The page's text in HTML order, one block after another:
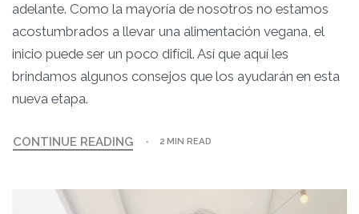
adelante. Como la mayoría de nosotros no estamos
acostumbrados a llevar una alimentación vegana, el
inicio puede ser un poco difícil. Así que aquí les
brindamos algunos consejos que los ayudarán en esta
nueva etapa.
CONTINUE READING 2 MIN READ